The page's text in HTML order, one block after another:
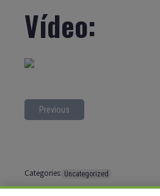
Vídeo:
Previous
Categories: Uncategorized